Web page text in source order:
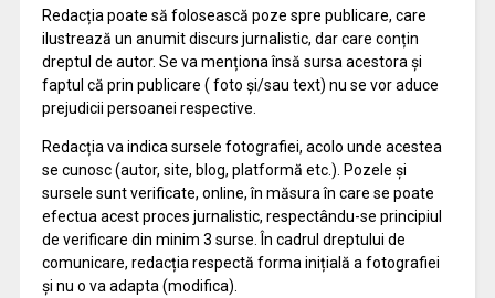
Redacția poate să folosească poze spre publicare, care
ilustrează un anumit discurs jurnalistic, dar care conțin
dreptul de autor. Se va menționa însă sursa acestora și
faptul că prin publicare ( foto și/sau text) nu se vor aduce
prejudicii persoanei respective.
Redacția va indica sursele fotografiei, acolo unde acestea
se cunosc (autor, site, blog, platformă etc.). Pozele și
sursele sunt verificate, online, în măsura în care se poate
efectua acest proces jurnalistic, respectându-se principiul
de verificare din minim 3 surse. În cadrul dreptului de
comunicare, redacția respectă forma inițială a fotografiei
și nu o va adapta (modifica).